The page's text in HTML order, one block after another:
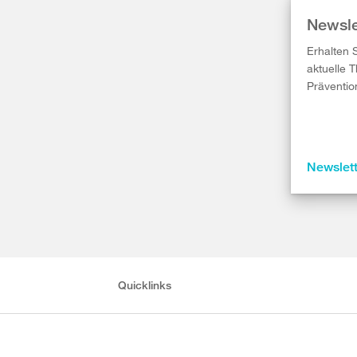
Erhalten
aktuelle
Quicklinks